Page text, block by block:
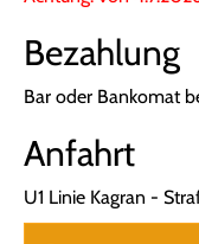
Bezahlung
Bar oder Bankomat
Anfahrt
U1 Linie Kagran -